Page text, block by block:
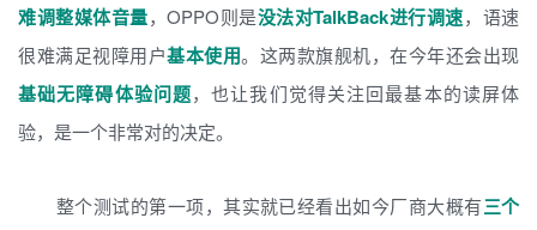
难调整媒体音量，OPPO则是没法对TalkBack进行调速，语速
很难满足视障用户基本使用。这两款旗舰机，在今年还会出现
基础无障碍体验问题，也让我们觉得关注回最基本的读屏体
验，是一个非常对的决定。
整个测试的第一项，其实就已经看出如今厂商大概有三个